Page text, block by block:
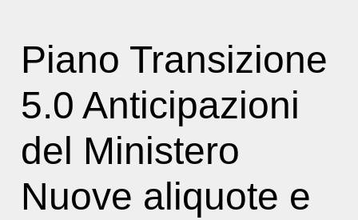
Piano Transizione
5.0 Anticipazioni
del Ministero
Nuove aliquote e